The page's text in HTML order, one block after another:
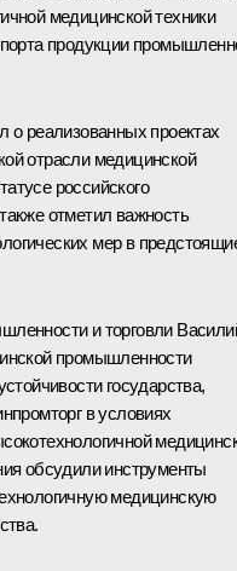
медицинской техники
продукции
о реализованных проектах
отрасли медицинской
российского
отметил важность
мер в
и торговли
промышленности
государства,
в условиях
обсудили инструменты
медицинскую